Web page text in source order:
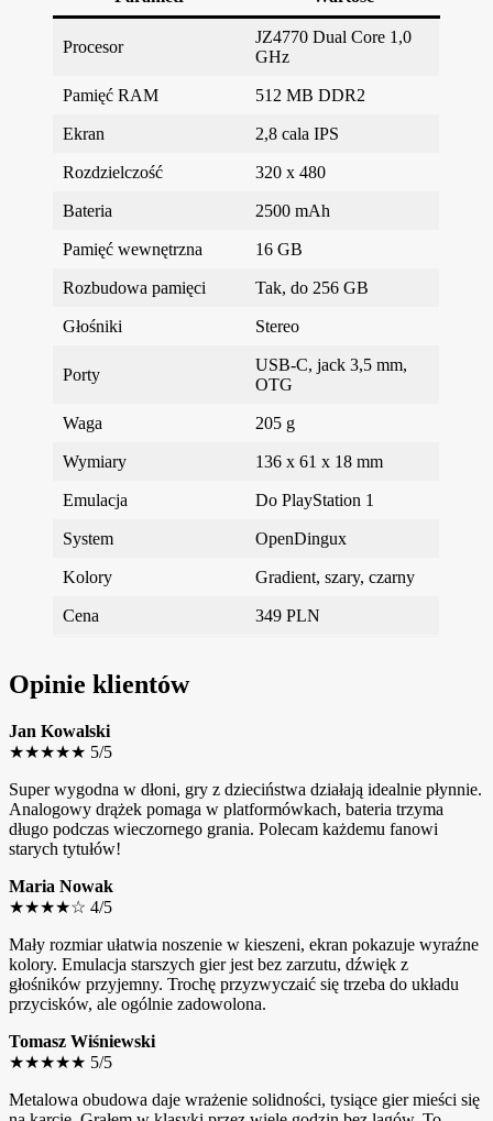
Procesor
JZ4770 Dual Core 1,0
GHz
Pamięć RAM 512 MB DDR2
Ekran 2,8 cala IPS
Rozdzielczość 320 x 480
Bateria 2500 mAh
Pamięć wewnętrzna 16 GB
Rozbudowa pamięci Tak, do 256 GB
Głośniki Stereo
Porty
USB-C, jack 3,5 mm,
OTG
Waga 205 g
Wymiary 136 x 61 x 18 mm
Emulacja Do PlayStation 1
System OpenDingux
Kolory Gradient, szary, czarny
Cena 349 PLN
Opinie klientów
Jan Kowalski
★★★★★ 5/5
Super wygodna w dłoni, gry z dzieciństwa działają idealnie płynnie.
Analogowy drążek pomaga w platformówkach, bateria trzyma
długo podczas wieczornego grania. Polecam każdemu fanowi
starych tytułów!
Maria Nowak
★★★★☆ 4/5
Mały rozmiar ułatwia noszenie w kieszeni, ekran pokazuje wyraźne
kolory. Emulacja starszych gier jest bez zarzutu, dźwięk z
głośników przyjemny. Trochę przyzwyczaić się trzeba do układu
przycisków, ale ogólnie zadowolona.
Tomasz Wiśniewski
★★★★★ 5/5
Metalowa obudowa daje wrażenie solidności, tysiące gier mieści się